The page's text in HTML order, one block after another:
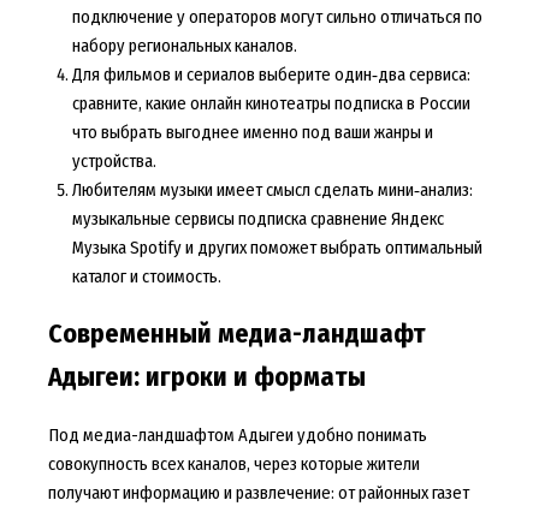
подключение у операторов могут сильно отличаться по
набору региональных каналов.
Для фильмов и сериалов выберите один‑два сервиса:
сравните, какие онлайн кинотеатры подписка в России
что выбрать выгоднее именно под ваши жанры и
устройства.
Любителям музыки имеет смысл сделать мини‑анализ:
музыкальные сервисы подписка сравнение Яндекс
Музыка Spotify и других поможет выбрать оптимальный
каталог и стоимость.
Современный медиа-ландшафт
Адыгеи: игроки и форматы
Под медиа-ландшафтом Адыгеи удобно понимать
совокупность всех каналов, через которые жители
получают информацию и развлечение: от районных газет